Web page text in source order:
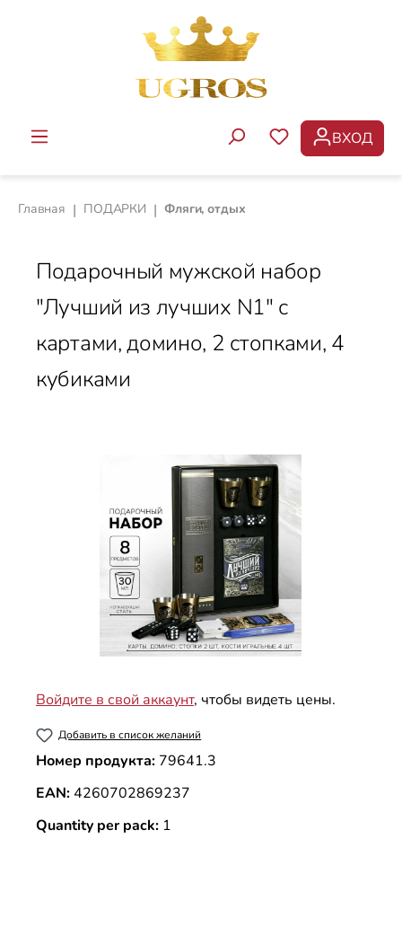
Перейти к основному содержанию
У ВАС ЕСТЬ
ВХОД
Главная | ПОДАРКИ | Фляги, отдых
Подарочный мужской набор
"Лучший из лучших N1" с
картами, домино, 2 стопками, 4
кубиками
Войдите в свой аккаунт, чтобы видеть цены.
Добавить в список желаний
Номер продукта: 79641.3
EAN:4260702869237
Quantity per pack: 1